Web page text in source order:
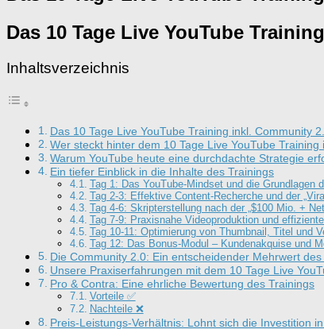
Das 10 Tage Live YouTube
Inhaltsverzeichnis
Das 10 Tage Live YouTube Training inkl. Community
Wer steckt hinter dem 10 Tage Live YouTube
Warum YouTube heute eine durchdachte Strategie
Ein tiefer Einblick in die Inhalte des Trainings
Tag 1: Das YouTube-Mindset und die Grundlagen
Tag 2-3: Effektive Content-Recherche und der
Tag 4-6: Skripterstellung nach der „$100 Mio. +
Tag 7-9: Praxisnahe Videoproduktion und
Tag 10-11: Optimierung von Thumbnail, Titel und
Tag 12: Das Bonus-Modul – Kundenakquise und
Die Community 2.0: Ein entscheidender Mehrwert
Unsere Praxiserfahrungen mit dem 10 Tage Live
Pro & Contra: Eine ehrliche Bewertung des Trainings
Vorteile ✅
Nachteile ❌
Preis-Leistungs-Verhältnis: Lohnt sich die Investition